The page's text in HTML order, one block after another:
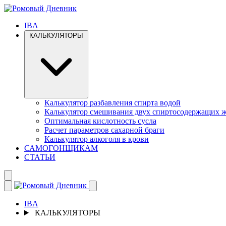
IBA
Калькулятор разбавления спирта водой
Калькулятор смешивания двух спиртосодержащих
Оптимальная кислотность сусла
Расчет параметров сахарной браги
Калькулятор алкоголя в крови
САМОГОНЩИКАМ
СТАТЬИ
IBA
КАЛЬКУЛЯТОРЫ